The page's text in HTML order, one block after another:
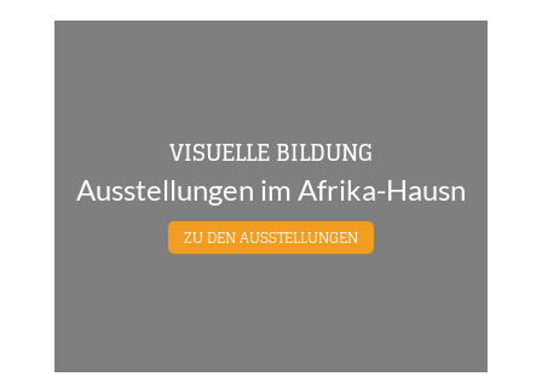
VISUELLE BILDUNG
Ausstellungen im Afrika-Hausn
ZU DEN AUSSTELLUNGEN